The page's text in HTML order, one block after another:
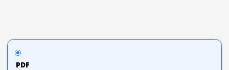
PDF